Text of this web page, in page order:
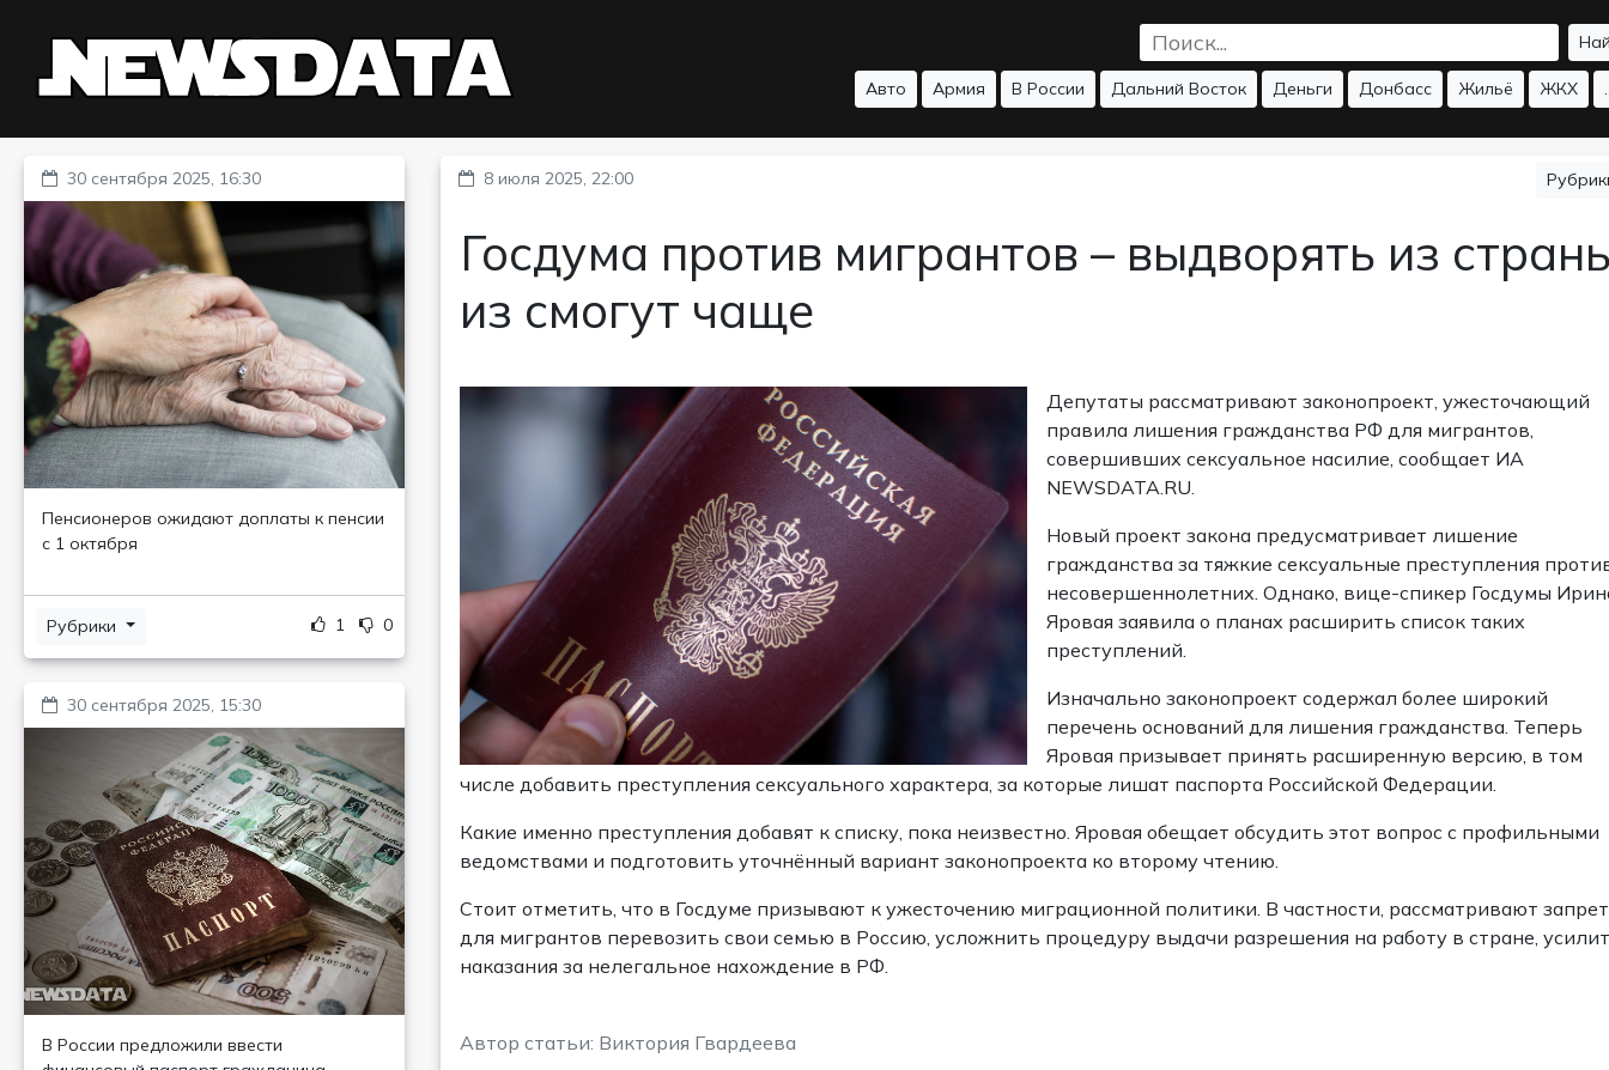
Авто Армия В России Дальний Восток Деньги Донбасс Жильё ЖКХ
30 сентября 2025, 16:30
Пенсионеров ожидают доплаты к пенсии
с 1 октября
Рубрики 1 0
30 сентября 2025, 15:30
В России предложили ввести
8 июля 2025, 22:00
Госдума против мигрантов – выдворять из
из смогут чаще
Депутаты рассматривают законопроект, ужесточающий
правила лишения гражданства РФ для мигрантов,
совершивших сексуальное насилие, сообщает ИА
NEWSDATA.RU.
Новый проект закона предусматривает лишение
гражданства за тяжкие сексуальные преступления
несовершеннолетних. Однако, вице-спикер Госдумы
Яровая заявила о планах расширить список таких
преступлений.
Изначально законопроект содержал более широкий
перечень оснований для лишения гражданства. Теперь
Яровая призывает принять расширенную версию, в том
числе добавить преступления сексуального характера, за которые лишат паспорта Российской Федерации.
Какие именно преступления добавят к списку, пока неизвестно. Яровая обещает обсудить этот вопрос с профильными
ведомствами и подготовить уточнённый вариант законопроекта ко второму чтению.
Стоит отметить, что в Госдуме призывают к ужесточению миграционной политики. В частности, рассматривают запрет
для мигрантов перевозить свои семью в Россию, усложнить процедуру выдачи разрешения на работу в стране,
наказания за нелегальное нахождение в РФ.
Автор статьи: Виктория Гвардеева